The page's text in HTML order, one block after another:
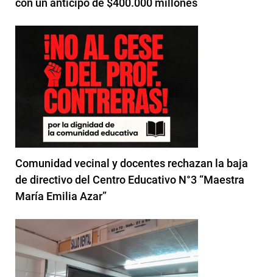
con un anticipo de $400.000 millones
Comunidad vecinal y docentes rechazan la baja
de directivo del Centro Educativo N°3 “Maestra
María Emilia Azar”